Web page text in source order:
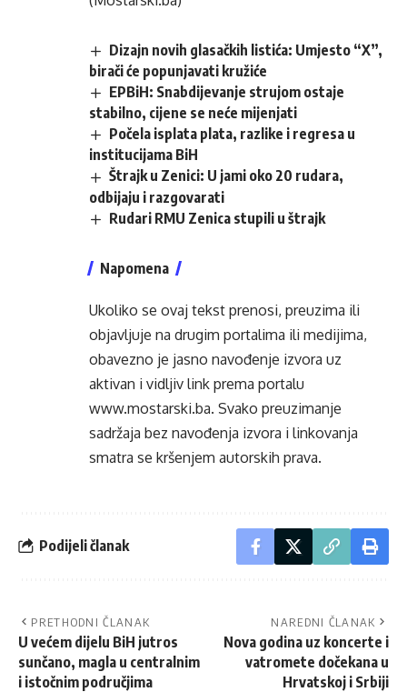
Dizajn novih glasačkih listića: Umjesto “X”,
birači će popunjavati kružiće
EPBiH: Snabdijevanje strujom ostaje
stabilno, cijene se neće mijenjati
Počela isplata plata, razlike i regresa u
institucijama BiH
Štrajk u Zenici: U jami oko 20 rudara,
odbijaju i razgovarati
Rudari RMU Zenica stupili u štrajk
Napomena
Ukoliko se ovaj tekst prenosi, preuzima ili
objavljuje na drugim portalima ili medijima,
obavezno je jasno navođenje izvora uz
aktivan i vidljiv link prema portalu
www.mostarski.ba. Svako preuzimanje
sadržaja bez navođenja izvora i linkovanja
smatra se kršenjem autorskih prava.
Podijeli članak
PRETHODNI ČLANAK
U većem dijelu BiH jutros
sunčano, magla u centralnim
i istočnim područjima
NAREDNI ČLANAK
Nova godina uz koncerte i
vatromete dočekana u
Hrvatskoj i Srbiji